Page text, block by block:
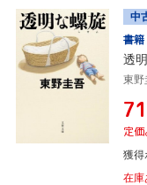
中
書籍
透
東野
定
獲得
在庫